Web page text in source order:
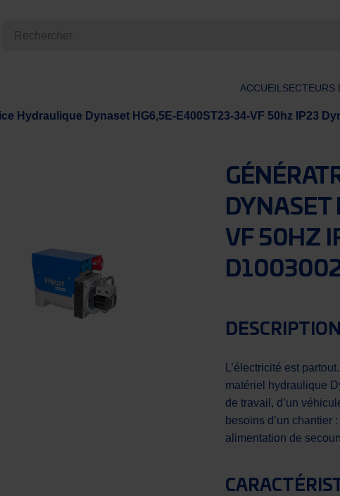
ACCUEIL SECTEURS
Hydraulique Dynaset HG6,5E-E400ST23-34-VF 50hz IP23
VF 50HZ
L’électricité est
matériel hydraulique
de travail, d’un
besoins d’un chantier
alimentation de